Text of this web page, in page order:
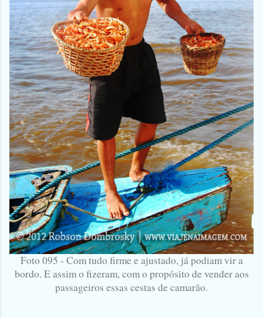
Foto 095 - Com tudo firme e ajustado, já podiam vir a
bordo. E assim o fizeram, com o propósito de vender aos
passageiros essas cestas de camarão.